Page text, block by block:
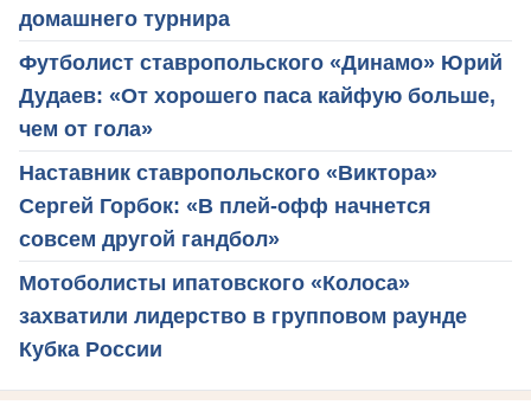
домашнего турнира
Футболист ставропольского «Динамо» Юрий
Дудаев: «От хорошего паса кайфую больше,
чем от гола»
Наставник ставропольского «Виктора»
Сергей Горбок: «В плей-офф начнется
совсем другой гандбол»
Мотоболисты ипатовского «Колоса»
захватили лидерство в групповом раунде
Кубка России